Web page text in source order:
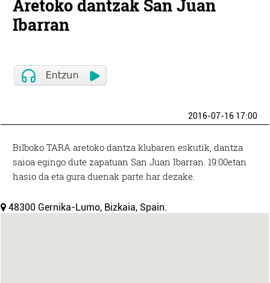
Aretoko dantzak San Juan
Ibarran
2016-07-16 17:00
Bilboko TARA aretoko dantza klubaren eskutik, dantza
saioa egingo dute zapatuan San Juan Ibarran. 19:00etan
hasio da eta gura duenak parte har dezake.
48300 Gernika-Lumo, Bizkaia, Spain.